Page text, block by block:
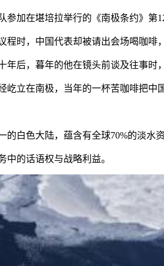
在堪培拉举行的《南极条约》第
时，中国代表却被请出会场喝咖啡
后，暮年的他在镜头前谈及往事时
立在南极，当年的一杯苦咖啡把中国
色大陆，蕴含有全球70%的淡水
的话语权与战略利益。